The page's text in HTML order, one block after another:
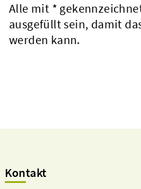
Alle mit *
ausgefüllt sein, damit
werden kann.
Kontakt